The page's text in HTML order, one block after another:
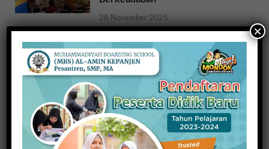
28 November 2025
Sosialisasi Ideologi dan Sejarah
Bangsa: Meneguhkan Jati Diri
Bangsa untuk NKRI
26 November 2025
Raih Indeks Harmoni Indonesia
dari Mendagri, Kesbangpol
Wujudkan Kampung Harmoni
×